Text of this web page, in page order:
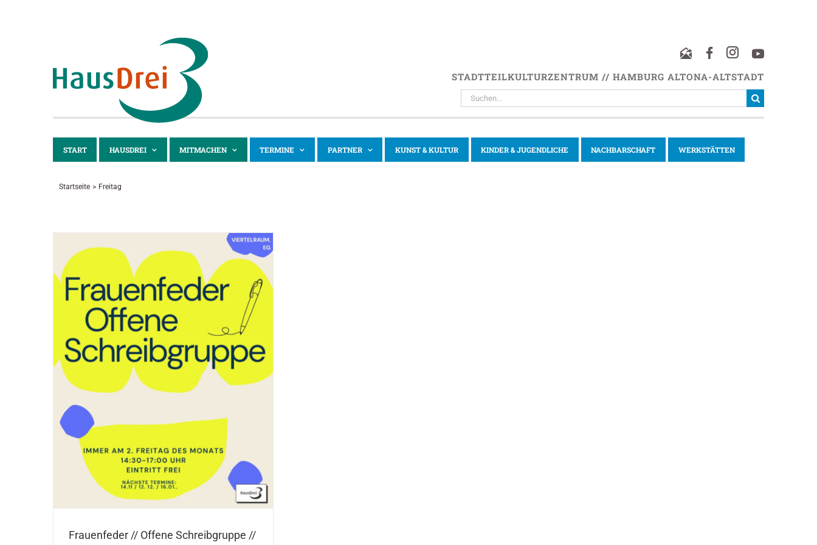
STADTTEILKULTURZENTRUM // HAMBURG ALTONA-ALTSTADT
SUCHE
NACH:
START HAUSDREI MITMACHEN TERMINE PARTNER KUNST & KULTUR KINDER & JUGENDLICHE NACHBARSCHAFT WERKSTÄTTEN
Startseite Freitag
Frauenfeder // Offene Schreibgruppe //